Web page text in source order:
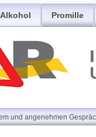
Alkohol Promille
und angenehmen